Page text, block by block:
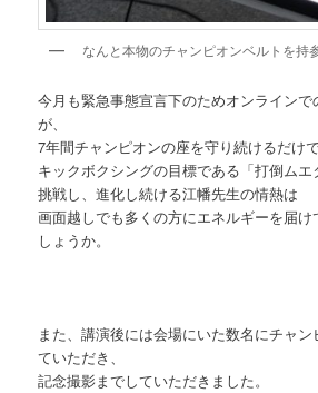
なんと本物のチャンピオンベルトを持
今月も緊急事態宣言下のためオンライン
が、
7年間チャンピオンの座を守り続けるだけで
キックボクシングの目標である「打倒ムエ
挑戦し、進化し続ける江幡先生の情熱は
画面越しでも多くの方にエネルギーを届
しょうか。
また、講演後には会場にいた数名にチャ
ていただき、
記念撮影までしていただきました。